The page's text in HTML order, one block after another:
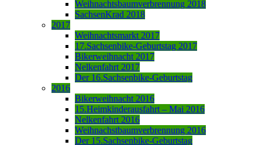
Weihnachtsbaumverbrennung 2018
SachsenKrad 2018
2017
Weihnachtsmarkt 2017
17.Sachsenbike-Geburtstag 2017
Bikerweihnacht 2017
Nelkenfahrt 2017
Der 16.Sachsenbike-Geburtstag
2016
Bikerweihnacht 2016
15.Heimkinderausfahrt – Mai 2016
Nelkenfahrt 2016
Weihnachstbaumverbrennung 2016
Der 15.Sachsenbike-Geburtstag